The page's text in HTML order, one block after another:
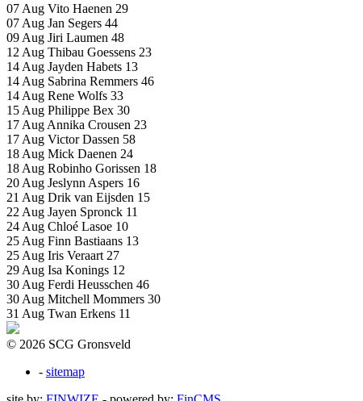
07 Aug Vito Haenen 29
07 Aug Jan Segers 44
09 Aug Jiri Laumen 48
12 Aug Thibau Goessens 23
14 Aug Jayden Habets 13
14 Aug Sabrina Remmers 46
14 Aug Rene Wolfs 33
15 Aug Philippe Bex 30
17 Aug Annika Crousen 23
17 Aug Victor Dassen 58
18 Aug Mick Daenen 24
18 Aug Robinho Gorissen 18
20 Aug Jeslynn Aspers 16
21 Aug Drik van Eijsden 15
22 Aug Jayen Spronck 11
24 Aug Chloé Lasoe 10
25 Aug Finn Bastiaans 13
25 Aug Iris Veraart 27
29 Aug Isa Konings 12
30 Aug Ferdi Heusschen 46
30 Aug Mitchell Mommers 30
31 Aug Twan Erkens 11
© 2026 SCG Gronsveld
- sitemap